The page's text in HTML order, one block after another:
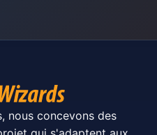
nous concevons des